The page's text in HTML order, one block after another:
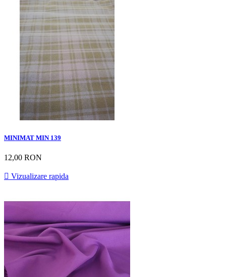
MINIMAT MIN 139
12,00 RON
 Vizualizare rapida